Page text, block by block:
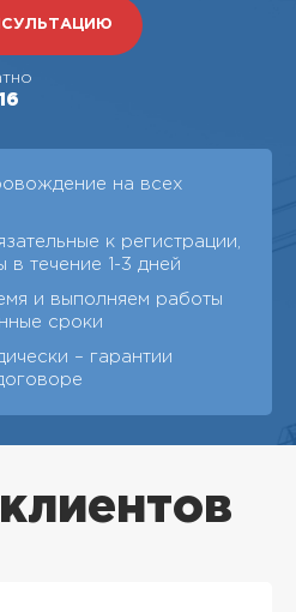
на всех
к регистрации,
в течение 1-3 дней
и выполняем работы
сроки
– гарантии
клиентов